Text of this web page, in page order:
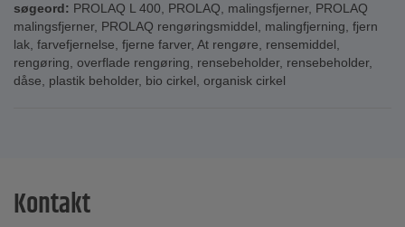
søgeord: PROLAQ L 400, PROLAQ, malingsfjerner, PROLAQ
malingsfjerner, PROLAQ rengøringsmiddel, malingfjerning, fjern
lak, farvefjernelse, fjerne farver, At rengøre, rensemiddel,
rengøring, overflade rengøring, rensebeholder, rensebeholder,
dåse, plastik beholder, bio cirkel, organisk cirkel
Kontakt